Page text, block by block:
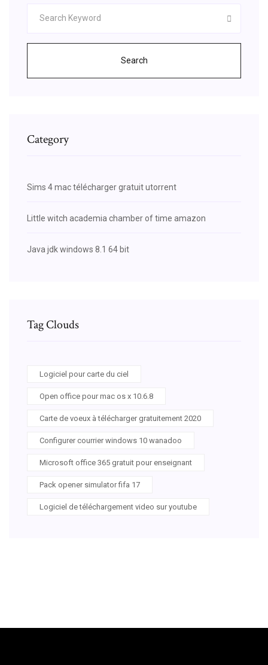
Search
Category
Sims 4 mac télécharger gratuit utorrent
Little witch academia chamber of time amazon
Java jdk windows 8.1 64 bit
Tag Clouds
Logiciel pour carte du ciel
Open office pour mac os x 10.6.8
Carte de voeux à télécharger gratuitement 2020
Configurer courrier windows 10 wanadoo
Microsoft office 365 gratuit pour enseignant
Pack opener simulator fifa 17
Logiciel de téléchargement video sur youtube